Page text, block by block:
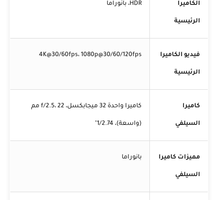
الكاميرا
الرئيسية
HDR، بانوراما
فيديو الكاميرا
الرئيسية
4K@30/60fps، 1080p@30/60/120fps
كاميرا
السيلفي
كاميرا واحدة 32 ميجابكسل، f/2.5، 22 مم
(واسعة)، 1/2.74"
مميزات كاميرا
السيلفي
بانوراما